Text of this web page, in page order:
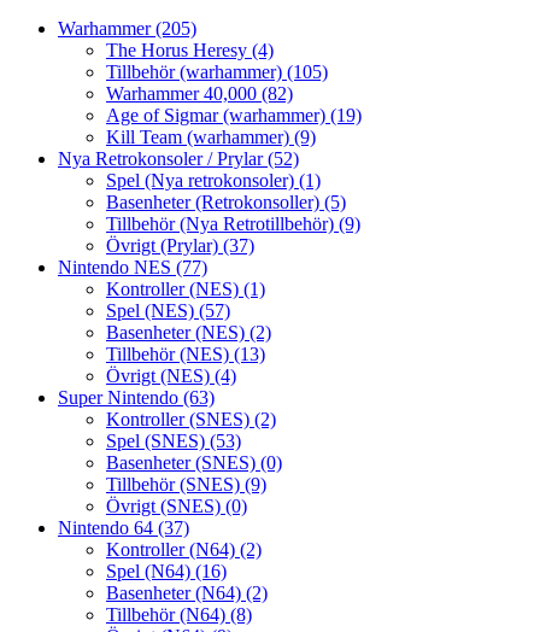
Warhammer(205)
The Horus Heresy (4)
Tillbehör (warhammer) (105)
Warhammer 40,000 (82)
Age of Sigmar (warhammer) (19)
Kill Team (warhammer) (9)
Nya Retrokonsoler / Prylar(52)
Spel (Nya retrokonsoler) (1)
Basenheter (Retrokonsoller) (5)
Tillbehör (Nya Retrotillbehör) (9)
Övrigt (Prylar) (37)
Nintendo NES (77)
Kontroller (NES) (1)
Spel (NES) (57)
Basenheter (NES) (2)
Tillbehör (NES) (13)
Övrigt (NES) (4)
Super Nintendo (63)
Kontroller (SNES) (2)
Spel (SNES) (53)
Basenheter (SNES) (0)
Tillbehör (SNES) (9)
Övrigt (SNES) (0)
Nintendo 64 (37)
Kontroller (N64) (2)
Spel (N64) (16)
Basenheter (N64) (2)
Tillbehör (N64) (8)